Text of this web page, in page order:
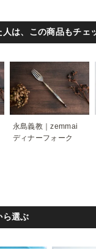
は、この商品もチェ
永島義教｜zemmai
ディナーフォーク
ら選ぶ